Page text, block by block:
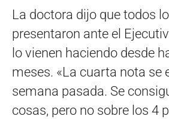
La doctora dijo que todos
presentaron ante el
lo vienen haciendo desde
meses. «La cuarta nota se
semana pasada. Se
cosas, pero no sobre los 4